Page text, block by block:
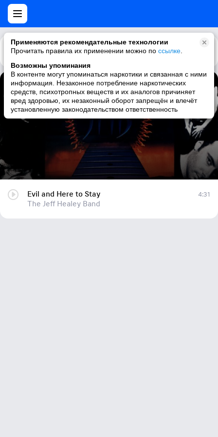
Применяются рекомендательные технологии
Прочитать правила их применении можно по ссылке
Возможны упоминания
В контенте могут упоминаться наркотики и связанная с ними
информация. Незаконное потребление наркотических
средств, психотропных веществ и их аналогов причиняет
вред здоровью, их незаконный оборот запрещён и влечёт
установленную законодательством ответственность
Каталог Рекомендации
Evil and Here to Stay
The Jeff Healey Band
Evil and Here to Stay
The Jeff Healey Band
4:31